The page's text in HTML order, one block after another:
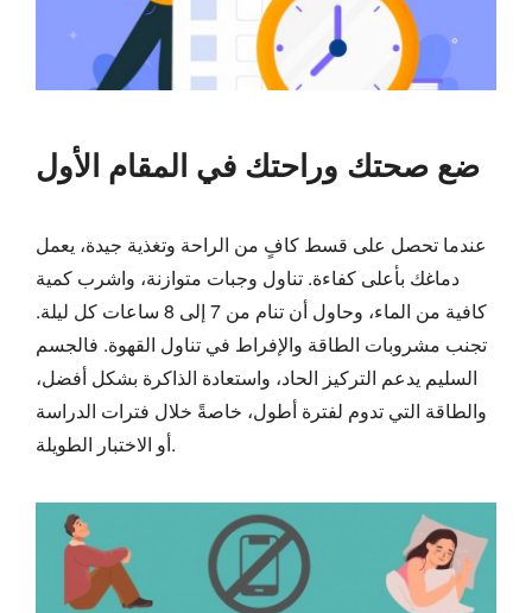
ضع صحتك وراحتك في المقام الأول
عندما تحصل على قسط كافٍ من الراحة وتغذية جيدة، يعمل
دماغك بأعلى كفاءة. تناول وجبات متوازنة، واشرب كمية
كافية من الماء، وحاول أن تنام من 7 إلى 8 ساعات كل ليلة.
تجنب مشروبات الطاقة والإفراط في تناول القهوة. فالجسم
السليم يدعم التركيز الحاد، واستعادة الذاكرة بشكل أفضل،
والطاقة التي تدوم لفترة أطول، خاصةً خلال فترات الدراسة
أو الاختبار الطويلة.